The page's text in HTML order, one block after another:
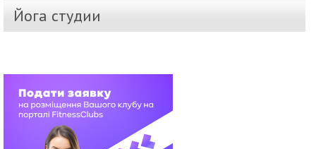
Йога студии